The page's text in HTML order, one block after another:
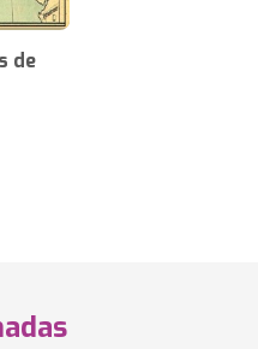
de